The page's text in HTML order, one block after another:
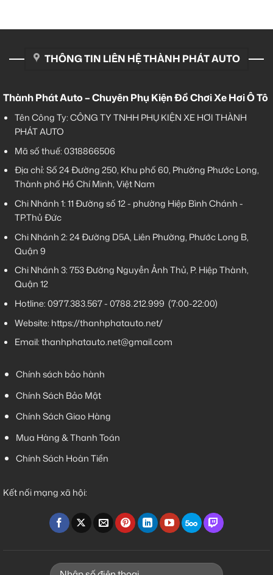
THÔNG TIN LIÊN HỆ THÀNH PHÁT AUTO
Thành Phát Auto – Chuyên Phụ Kiện Đồ Chơi Xe Hơi Ô Tô
Tên Công Ty: CÔNG TY TNHH PHỤ KIỆN XE HƠI THÀNH
PHÁT AUTO
Mã số thuế: 0318866506
Địa chỉ: Số 24 Đường 250, Khu phố 60, Phường Phước Long,
Thành phố Hồ Chí Minh, Việt Nam
Chi Nhánh 1:11 Đường số 12 - phường Hiệp Bình Chánh -
TP.Thủ Đức
Chi Nhánh 2:24 Đường D5A, Liên Phường, Phước Long B,
Quận 9
Chi Nhánh 3:753 Đường Nguyễn Ảnh Thủ, P. Hiệp Thành,
Quận 12
Hotline:0977.383.567-0788.212.999 (7:00-22:00)
Website: https://thanhphatauto.net/
Email:thanhphatauto.net@gmail.com
Chính sách bảo hành
Chính Sách Bảo Mật
Chính Sách Giao Hàng
Mua Hàng & Thanh Toán
Chính Sách Hoàn Tiền
Kết nối mạng xã hội: